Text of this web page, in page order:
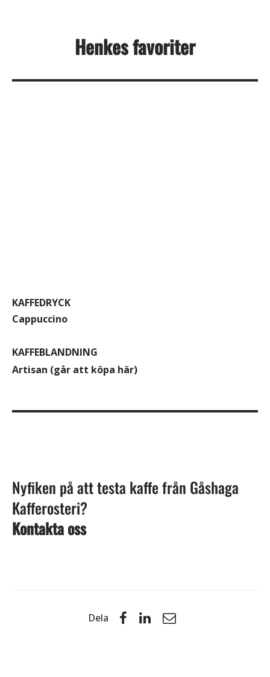
Henkes favoriter
KAFFEDRYCK
Cappuccino
KAFFEBLANDNING
Artisan (går att köpa här)
Nyfiken på att testa kaffe från Gåshaga
Kafferosteri?
Kontakta oss
Dela